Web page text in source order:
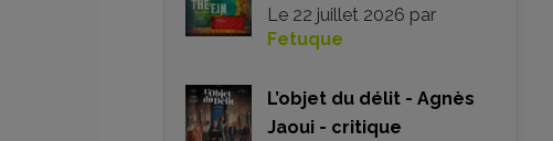
Le 22 juillet 2026 par
Fetuque
L’objet du délit - Agnès
Jaoui - critique